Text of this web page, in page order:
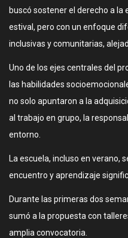
buscó sostener el derecho a la
estival, pero con un enfoque
inclusivas y comunitarias,
Uno de los ejes centrales del
las habilidades
no solo apuntaron a la
al trabajo en grupo, la
entorno.
La escuela, incluso en verano,
encuentro y aprendizaje
Durante las primeras dos
sumó a la propuesta con
amplia convocatoria.